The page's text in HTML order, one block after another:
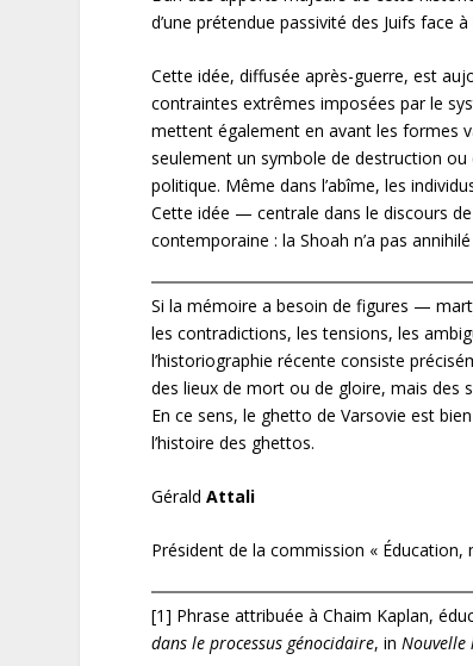
d’une prétendue passivité des Juifs face
Cette idée, diffusée après-guerre, est
contraintes extrêmes imposées par le
mettent également en avant les formes
seulement un symbole de destruction
politique. Même dans l’abîme, les
Cette idée — centrale dans le discours
contemporaine : la Shoah n’a pas
Si la mémoire a besoin de figures —
les contradictions, les tensions, les
l’historiographie récente consiste
des lieux de mort ou de gloire, mais des
En ce sens, le ghetto de Varsovie est
l’histoire des ghettos.
GéraldAttali
Président de la commission «
[1] Phrase attribuée à Chaim Kaplan,
dans le processus génocidaire, inNouvelle